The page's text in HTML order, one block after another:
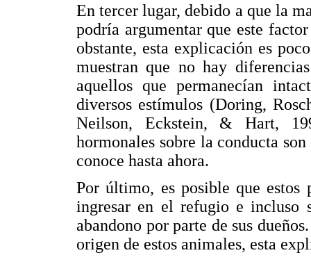
En tercer lugar, debido a que la
podría argumentar que este
obstante, esta explicación es
muestran que no hay
aquellos que permanecían
diversos estímulos (Doring,
Neilson, Eckstein, & Hart,
hormonales sobre la conducta
conoce hasta ahora.
Por último, es posible que estos
ingresar en el refugio e incluso
abandono por parte de sus
origen de estos animales, esta